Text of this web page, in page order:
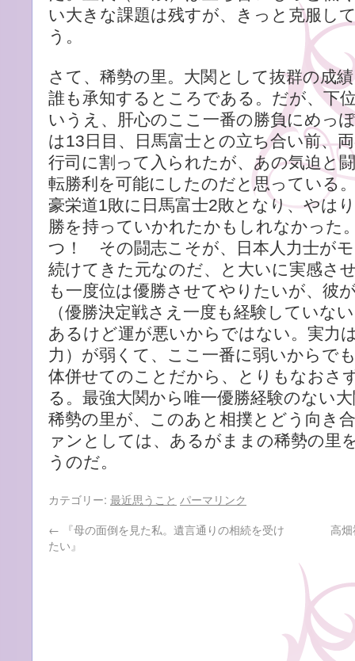
い大きな課題は残すが、きっと克服し
う。
さて、稀勢の里。大関として抜群の成
誰も承知するところである。だが、下
いうえ、肝心のここ一番の勝負にめっ
は13日目、日馬富士との立ち合い前、
行司に割って入られたが、あの気迫と
転勝利を可能にしたのだと思っている
豪栄道1敗に日馬富士2敗となり、やは
勝を持っていかれたかもしれなかった
つ！ その闘志こそが、日本人力士が
続けてきた元なのだ、と大いに実感さ
も一度位は優勝させてやりたいが、彼
（優勝決定戦さえ一度も経験していな
あるけど運が悪いからではない。実力
力）が弱くて、ここ一番に弱いからで
体併せてのことだから、とりもなおさ
る。最強大関から唯一優勝経験のない
稀勢の里が、このあと相撲とどう向き
ァンとしては、あるがままの稀勢の里
うのだ。
カテゴリー: 最近思うこと パーマリンク
← 『母の面倒を見た私。遺言通りの相続を受け
たい』
高